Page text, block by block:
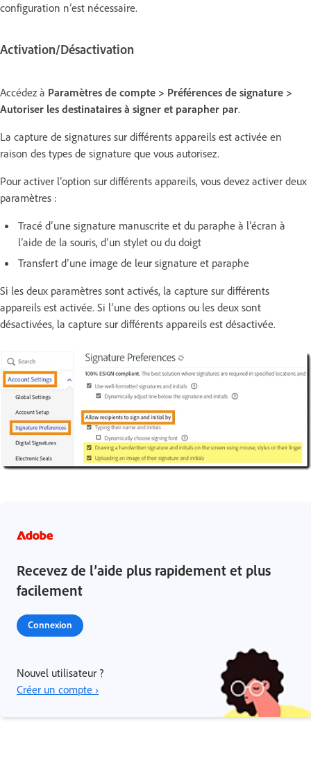
configuration n’est nécessaire.
Activation/Désactivation
Accédez à Paramètres de compte > Préférences de signature >
Autoriser les destinataires à signer et parapher par.
La capture de signatures sur différents appareils est activée en
raison des types de signature que vous autorisez.
Pour activer l’option sur différents appareils, vous devez activer deux
paramètres :
Tracé d’une signature manuscrite et du paraphe à l’écran à
l’aide de la souris, d’un stylet ou du doigt
Transfert d’une image de leur signature et paraphe
Si les deux paramètres sont activés, la capture sur différents
appareils est activée. Si l’une des options ou les deux sont
désactivées, la capture sur différents appareils est désactivée.
Recevez de l’aide plus rapidement et plus
facilement
Connexion
Nouvel utilisateur ?
Créer un compte ›